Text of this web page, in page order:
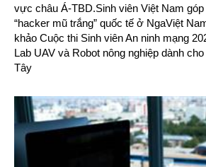
vực châu Á-TBD.Sinh viên Việt Nam góp
“hacker mũ trắng” quốc tế ở NgaViệt
khảo Cuộc thi Sinh viên An ninh mạng
Lab UAV và Robot nông nghiệp dành
Tây